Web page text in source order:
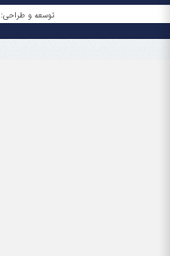
توسعه و طراحی: